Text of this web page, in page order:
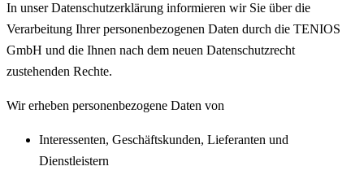
In unser Datenschutzerklärung informieren wir Sie über die
Verarbeitung Ihrer personenbezogenen Daten durch die TENIOS
GmbH und die Ihnen nach dem neuen Datenschutzrecht
zustehenden Rechte.
Wir erheben personenbezogene Daten von
Interessenten, Geschäftskunden, Lieferanten und
Dienstleistern